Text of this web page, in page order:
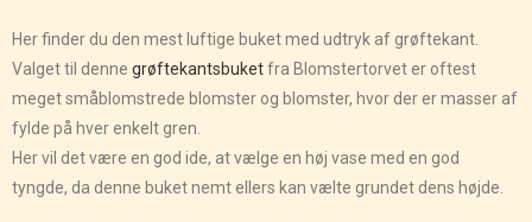
Her finder du den mest luftige buket med udtryk af grøftekant.
Valget til denne grøftekantsbuketfra Blomstertorvet er oftest
meget småblomstrede blomster og blomster, hvor der er masser af
fylde på hver enkelt gren.
Her vil det være en god ide, at vælge en høj vase med en god
tyngde, da denne buket nemt ellers kan vælte grundet dens højde.